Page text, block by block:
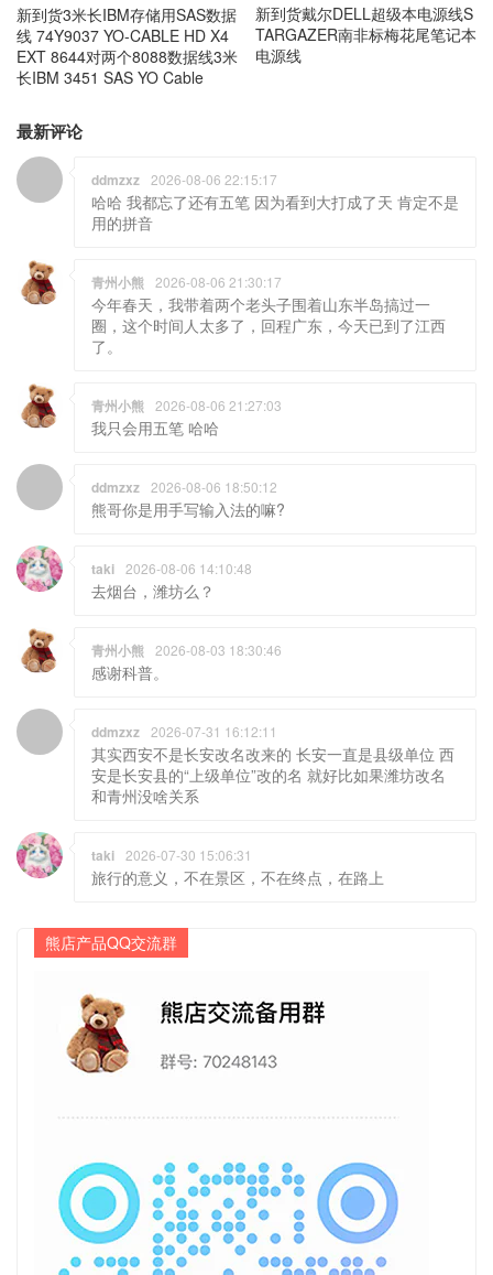
新到货3米长IBM存储用SAS数据
线 74Y9037 YO-CABLE HD X4
EXT 8644对两个8088数据线3米
长IBM 3451 SAS YO Cable
新到货戴尔DELL超级本电源线S
TARGAZER南非标梅花尾笔记本
电源线
最新评论
ddmzxz 2026-08-06 22:15:17
哈哈 我都忘了还有五笔 因为看到大打成了天 肯定不是
用的拼音
青州小熊 2026-08-06 21:30:17
今年春天，我带着两个老头子围着山东半岛搞过一
圈，这个时间人太多了，回程广东，今天已到了江西
了。
青州小熊 2026-08-06 21:27:03
我只会用五笔 哈哈
ddmzxz 2026-08-06 18:50:12
熊哥你是用手写输入法的嘛?
taki 2026-08-06 14:10:48
去烟台，潍坊么？
青州小熊 2026-08-03 18:30:46
感谢科普。
ddmzxz 2026-07-31 16:12:11
其实西安不是长安改名改来的 长安一直是县级单位 西
安是长安县的“上级单位”改的名 就好比如果潍坊改名
和青州没啥关系
taki 2026-07-30 15:06:31
旅行的意义，不在景区，不在终点，在路上
熊店产品QQ交流群